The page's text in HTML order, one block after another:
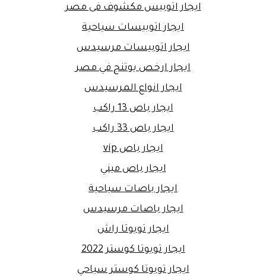
ايجار اتوبيس مكشوف فى مصر
ايجار اتوبيسات سياحية
ايجار اتوبيسات مرسيدس
ايجار ارخص يوتنج في مصر
ايجار انواع المرسيدس
ايجار باص 13 راكب
ايجار باص 33 راكب
ايجار باص vip
ايجار باص ميني
ايجار باصات سياحية
ايجار باصات مرسيدس
ايجار تويوتا راش
ايجار تويوتا كوستر 2022
ايجار تويوتا كوستر سياحي